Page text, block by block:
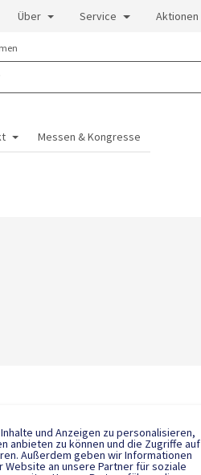
Über Service Aktionen
Messen & Kongresse
und Anzeigen zu personalisieren,
anbieten zu können und die Zugriffe auf
Außerdem geben wir Informationen
Website an unsere Partner für soziale